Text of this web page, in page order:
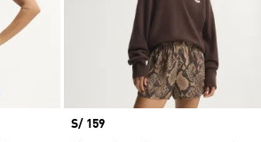
Precio
S/ 159